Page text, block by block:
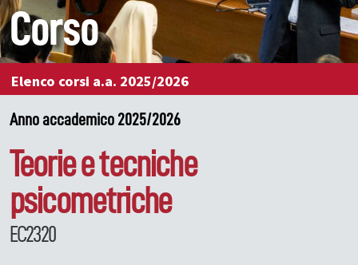
Corso
Elenco corsi a.a. 2025/2026
Anno accademico 2025/2026
Teorie e tecniche
psicometriche
EC2320